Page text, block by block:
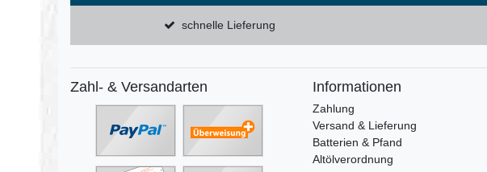
schnelle Lieferung
Zahl- & Versandarten Informationen
Zahlung
Versand & Lieferung
Batterien & Pfand
Altölverordnung